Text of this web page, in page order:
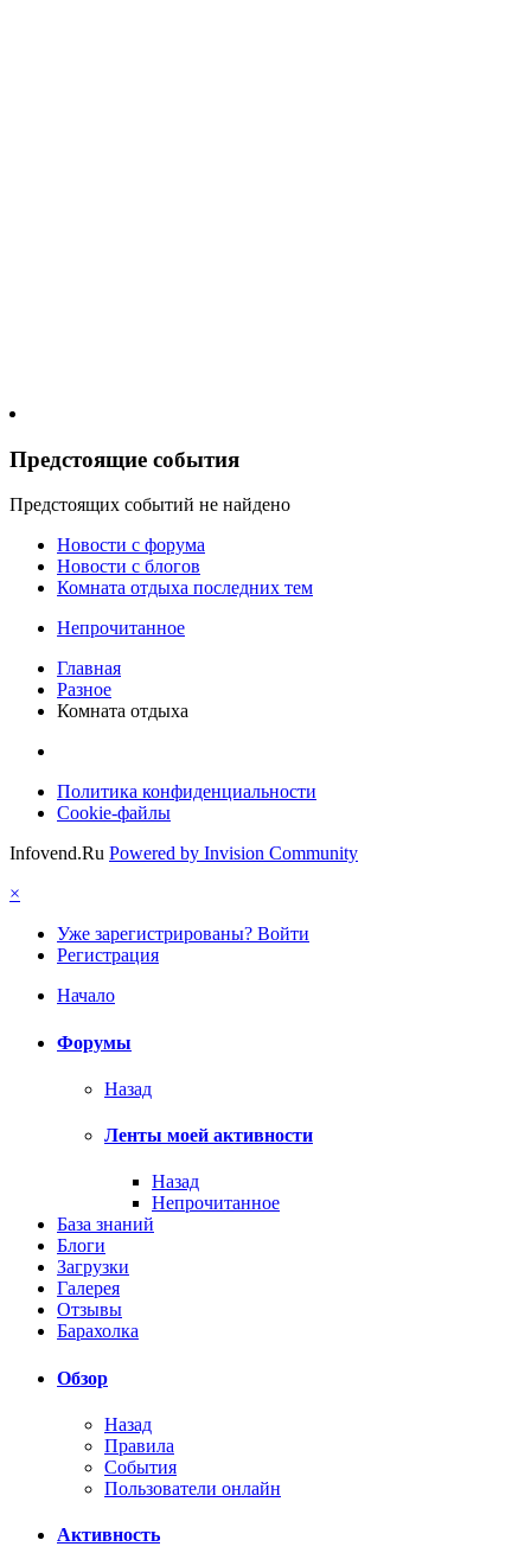
Предстоящие события
Предстоящих событий не найдено
Новости c форума
Новости с блогов
Комната отдыха последних тем
Непрочитанное
Главная
Разное
Комната отдыха
Политика конфиденциальности
Cookie-файлы
Infovend.Ru Powered by Invision Community
×
Уже зарегистрированы? Войти
Регистрация
Начало
Форумы
Назад
Ленты моей активности
Назад
Непрочитанное
База знаний
Блоги
Загрузки
Галерея
Отзывы
Барахолка
Обзор
Назад
Правила
События
Пользователи онлайн
Активность